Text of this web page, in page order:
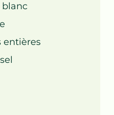
blanc
entières